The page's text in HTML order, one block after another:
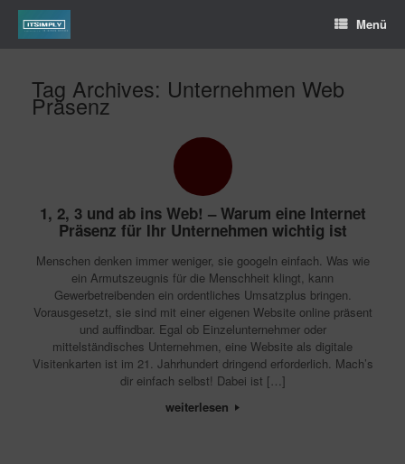
Menü
Tag Archives: Unternehmen Web
Präsenz
1, 2, 3 und ab ins Web! – Warum eine Internet
Präsenz für Ihr Unternehmen wichtig ist
Menschen denken immer weniger, sie googeln einfach. Was wie
ein Armutszeugnis für die Menschheit klingt, kann
Gewerbetreibenden ein ordentliches Umsatzplus bringen.
Vorausgesetzt, sie sind mit einer eigenen Website online präsent
und auffindbar. Egal ob Einzelunternehmer oder
mittelständisches Unternehmen, eine Website als digitale
Visitenkarten ist im 21. Jahrhundert dringend erforderlich. Mach’s
dir einfach selbst! Dabei ist […]
weiterlesen